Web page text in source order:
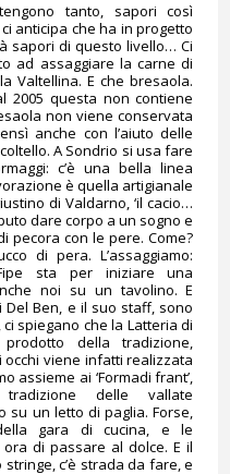
tanto, sapori così
anticipa che ha in progetto
sapori di questo livello… Ci
ad assaggiare la carne di
Valtellina. E che bresaola.
2005 questa non contiene
non viene conservata
anche con l’aiuto delle
A Sondrio si usa fare
c’è una bella linea
è quella artigianale
di Valdarno, ‘il cacio…
dare corpo a un sogno e
pecora con le pere. Come?
di pera. L’assaggiamo:
sta per iniziare una
noi su un tavolino. E
Ben, e il suo staff, sono
spiegano che la Latteria di
della tradizione,
viene infatti realizzata
assieme ai ‘Formadi frant’,
tradizione delle vallate
su un letto di paglia. Forse,
gara di cucina, e le
di passare al dolce. E il
c’è strada da fare, e